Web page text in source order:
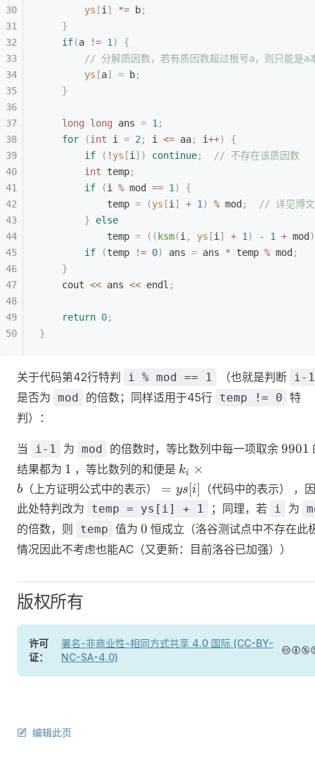
        ys
[i ] *= b;
    }
    if
(a != 1 )
{
// 分解质因数，若有质因数超过根号a，则只能是a
        ys
[a] = b;
    }
    long
long ans = 1 ;
    for
(int i = 2 ; i <= aa; i++)
{
        if
( ! ys [i ]) continue;
  // 不存在该质因数
        int
temp;
        if
(i % mod == 1 )
{
            temp
= (ys [i ] + 1 ) % mod ;
// 详见博
        }
else
            temp
= (( ksm(i , ys [i ] + 1 ) - 1 + mod )
        if
(temp != 0) ans = ans * temp % mod ;
    }
    cout
<< ans << endl ;
    return
0;
}
关于代码第42行特判 i % mod == 1 （也就是判断 i-1
是否为 mod 的倍数；同样适用于45行 temp != 0 特
判）：
当 i-1 为 mod 的倍数时，等比数列中每一项取余 9901
9901
结果都为 1
1 ，等比数列的和便是 k_i \times
b\text{（上方
证明公式中的
表示）} =
ys[i]\text{（代
码中的表
ki ×
b （上方证明公式中的表示） = ys [i] （代码中的表示）
，
此处特判改为
temp = ys[i] + 1 ；同理，若 i 为
的倍数，则 temp 值为 0
0 恒成立（洛谷测试点中不存在此
情况因此不考虑也能AC（又更新：目前洛谷已加强））
版权所有
许可
证：
署名-非商业性-相同方式共享 4.0 国际 (CC-BY-
NC-SA-4.0)
编辑此页